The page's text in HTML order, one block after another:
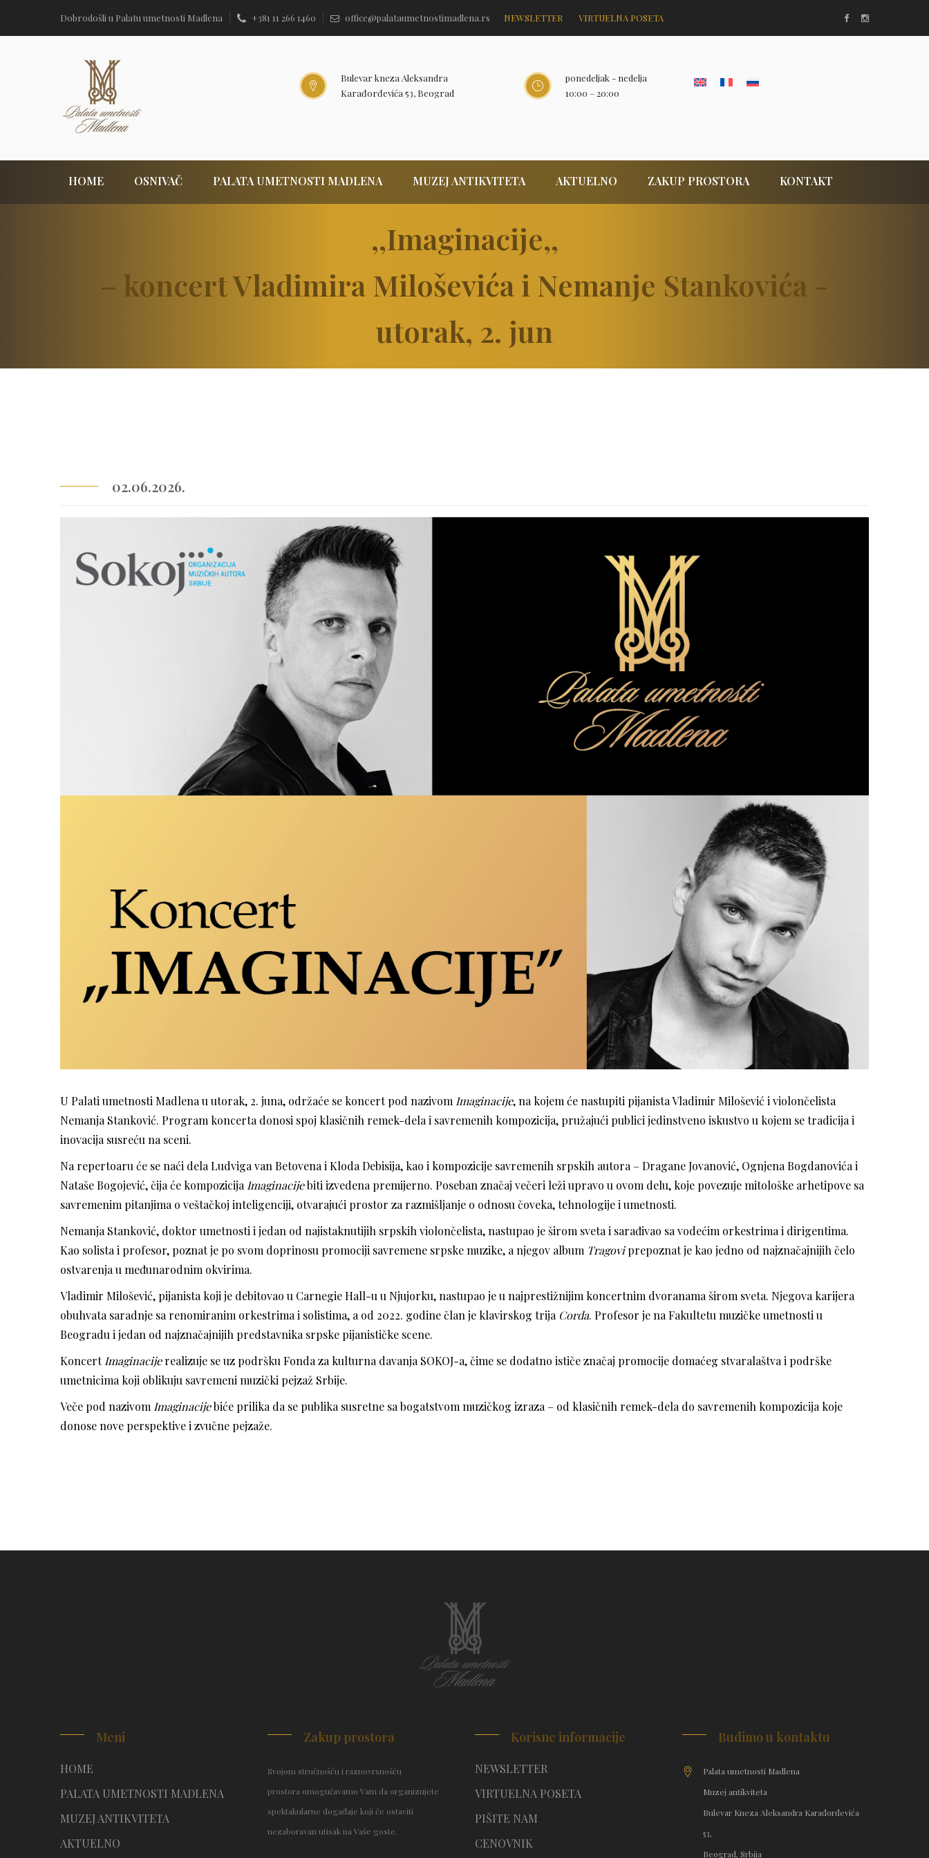
Dobrodošli u Palatu umetnosti Madlena +381 11 266 1460 office@palataumetnostimadlena.rs NEWSLETTER VIRTUELNA POSETA
Bulevar kneza Aleksandra
Karađorđevića 53, Beograd
ponedeljak - nedelja
10:00 – 20:00
HOME OSNIVAČ PALATA UMETNOSTI MADLENA MUZEJ ANTIKVITETA AKTUELNO ZAKUP PROSTORA KONTAKT
‚‚Imaginacije‚‚
– koncert Vladimira Miloševića i Nemanje Stankovića -
utorak, 2. jun
02.06.2026.
U Palati umetnosti Madlena u utorak, 2. juna, održaće se koncert pod nazivom Imaginacije, na kojem će nastupiti pijanista Vladimir Milošević i violončelista
Nemanja Stanković. Program koncerta donosi spoj klasičnih remek-dela i savremenih kompozicija, pružajući publici jedinstveno iskustvo u kojem se tradicija i
inovacija susreću na sceni.
Na repertoaru će se naći dela Ludviga van Betovena i Kloda Debisija, kao i kompozicije savremenih srpskih autora – Dragane Jovanović, Ognjena Bogdanovića i
Nataše Bogojević, čija će kompozicija Imaginacijebiti izvedena premijerno. Poseban značaj večeri leži upravo u ovom delu, koje povezuje mitološke arhetipove sa
savremenim pitanjima o veštačkoj inteligenciji, otvarajući prostor za razmišljanje o odnosu čoveka, tehnologije i umetnosti.
Nemanja Stanković, doktor umetnosti i jedan od najistaknutijih srpskih violončelista, nastupao je širom sveta i sarađivao sa vodećim orkestrima i dirigentima.
Kao solista i profesor, poznat je po svom doprinosu promociji savremene srpske muzike, a njegov album Tragoviprepoznat je kao jedno od najznačajnijih čelo
ostvarenja u međunarodnim okvirima.
Vladimir Milošević, pijanista koji je debitovao u Carnegie Hall-u u Njujorku, nastupao je u najprestižnijim koncertnim dvoranama širom sveta. Njegova karijera
obuhvata saradnje sa renomiranim orkestrima i solistima, a od 2022. godine član je klavirskog trija Corda. Profesor je na Fakultetu muzičke umetnosti u
Beogradu i jedan od najznačajnijih predstavnika srpske pijanističke scene.
Koncert Imaginacijerealizuje se uz podršku Fonda za kulturna davanja SOKOJ-a, čime se dodatno ističe značaj promocije domaćeg stvaralaštva i podrške
umetnicima koji oblikuju savremeni muzički pejzaž Srbije.
Veče pod nazivom Imaginacijebiće prilika da se publika susretne sa bogatstvom muzičkog izraza – od klasičnih remek-dela do savremenih kompozicija koje
donose nove perspektive i zvučne pejzaže.
Meni
HOME
PALATA UMETNOSTI MADLENA
MUZEJ ANTIKVITETA
AKTUELNO
Zakup prostora
Svojom stručnošću i raznovrsnošću
prostora omogućavamo Vam da organizujete
spektakularne događaje koji će ostaviti
nezaboravan utisak na Vaše goste.
Korisne informacije
NEWSLETTER
VIRTUELNA POSETA
PIŠITE NAM
CENOVNIK
Budimo u kontaktu
Palata umetnosti Madlena
Muzej antikviteta
Bulevar Kneza Aleksandra Karađorđevića
53,
Beograd, Srbija